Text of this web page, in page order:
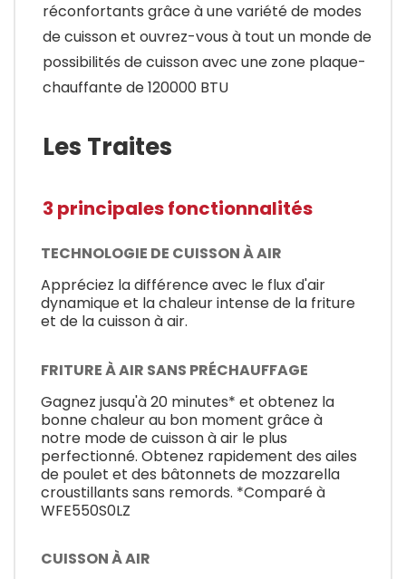
réconfortants grâce à une variété de modes
de cuisson et ouvrez-vous à tout un monde de
possibilités de cuisson avec une zone plaque-
chauffante de 120000 BTU
Les Traites
3 principales fonctionnalités
TECHNOLOGIE DE CUISSON À AIR
Appréciez la différence avec le flux d'air
dynamique et la chaleur intense de la friture
et de la cuisson à air.
FRITURE À AIR SANS PRÉCHAUFFAGE
Gagnez jusqu'à 20 minutes* et obtenez la
bonne chaleur au bon moment grâce à
notre mode de cuisson à air le plus
perfectionné. Obtenez rapidement des ailes
de poulet et des bâtonnets de mozzarella
croustillants sans remords. *Comparé à
WFE550S0LZ
CUISSON À AIR